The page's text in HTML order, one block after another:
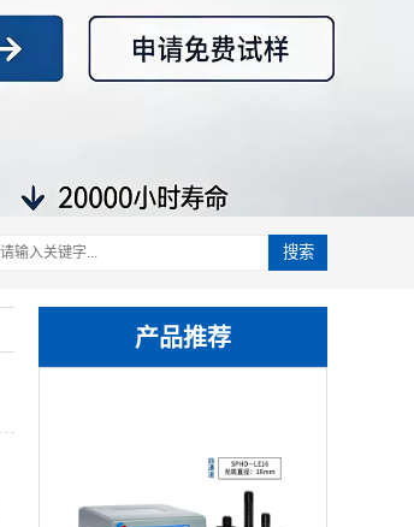
搜索
产品推荐